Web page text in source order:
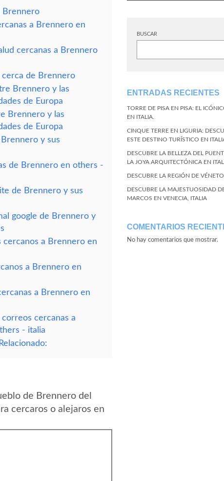
Brennero
a Brennero en
cercanas a Brennero
de Brennero
Brennero y las
de Europa
Brennero y las
de Europa
y sus
de Brennero en others -
de Brennero y sus
google de Brennero y
cercanos a Brennero en
a Brennero en
a Brennero en
cercanas a
- italia
de Brennero del
cercaros o alejaros en
BUSCAR
ENTRADAS RECIENTES
TORRE DE PISA EN PISA: EL
EN ITALIA.
CINQUE TERRE EN LIGURIA:
ESTE DESTINO TURÍSTICO EN
DESCUBRE LA BELLEZA DEL
LA JOYA ARQUITECTÓNICA EN
DESCUBRE LA REGIÓN DE
DESCUBRE LA MAJESTUOSIDAD
MARCOS EN VENECIA, ITALIA
COMENTARIOS
No hay comentarios que mostrar.